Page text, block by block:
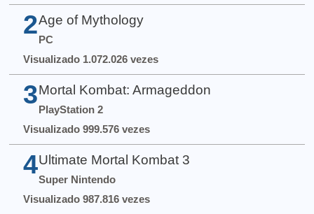
2 Age of Mythology
PC
Visualizado 1.072.026 vezes
3 Mortal Kombat: Armageddon
PlayStation 2
Visualizado 999.576 vezes
4 Ultimate Mortal Kombat 3
Super Nintendo
Visualizado 987.816 vezes